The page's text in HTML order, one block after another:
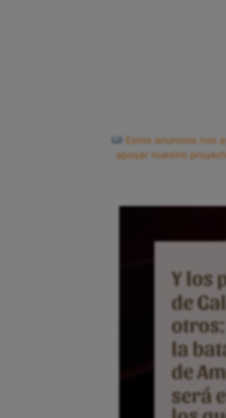
Estos anuncios nos
apoyar nuestro